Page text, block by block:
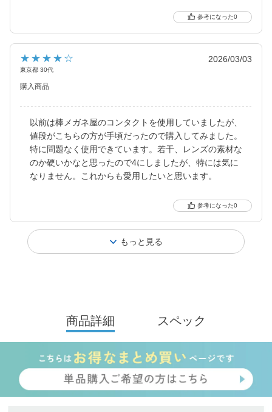
0
★★★★☆
東京都 30代
2026/03/03
購入商品
以前は棒メガネ屋のコンタクトを使用していましたが、
値段がこちらの方が手頃だったので購入してみました。
特に問題なく使用できています。若干、レンズの素材な
のか硬いかなと思ったので4にしましたが、特には気に
なりません。これからも愛用したいと思います。
0
もっと見る
商品詳細 スペック